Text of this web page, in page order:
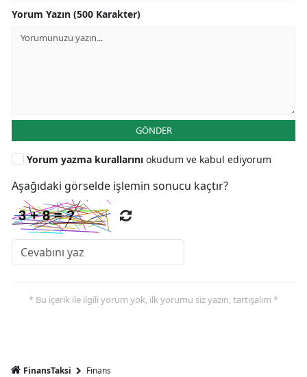
Yorum Yazın (500 Karakter)
GÖNDER
Yorum yazma kurallarını okudum ve kabul ediyorum
Aşağıdaki görselde işlemin sonucu kaçtır?
* Bu içerik ile ilgili yorum yok, ilk yorumu siz yazın, tartışalım *
FinansTaksi Finans